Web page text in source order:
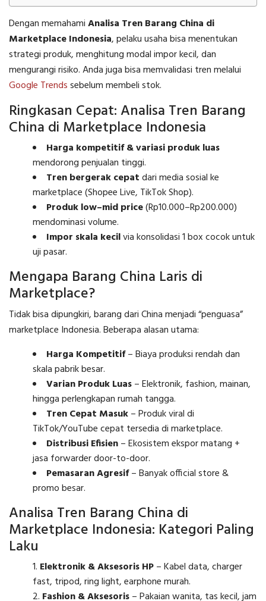
Dengan memahamiAnalisa Tren Barang China di
Marketplace Indonesia, pelaku usaha bisa menentukan
strategi produk, menghitung modal impor kecil, dan
mengurangi risiko. Anda juga bisa memvalidasi tren melalui
Google Trendssebelum membeli stok.
Ringkasan Cepat: Analisa Tren Barang
China di Marketplace Indonesia
Harga kompetitif & variasi produk luas
mendorong penjualan tinggi.
Tren bergerak cepatdari media sosial ke
marketplace (Shopee Live, TikTok Shop).
Produk low–mid price(Rp10.000–Rp200.000)
mendominasi volume.
Impor skala kecilvia konsolidasi 1 box cocok untuk
uji pasar.
Mengapa Barang China Laris di
Marketplace?
Tidak bisa dipungkiri, barang dari China menjadi “penguasa”
marketplace Indonesia. Beberapa alasan utama:
Harga Kompetitif– Biaya produksi rendah dan
skala pabrik besar.
Varian Produk Luas– Elektronik, fashion, mainan,
hingga perlengkapan rumah tangga.
Tren Cepat Masuk– Produk viral di
TikTok/YouTube cepat tersedia di marketplace.
Distribusi Efisien– Ekosistem ekspor matang +
jasa forwarder door-to-door.
Pemasaran Agresif– Banyak official store &
promo besar.
Analisa Tren Barang China di
Marketplace Indonesia: Kategori Paling
Laku
Elektronik & Aksesoris HP– Kabel data, charger
fast, tripod, ring light, earphone murah.
Fashion & Aksesoris– Pakaian wanita, tas kecil, jam